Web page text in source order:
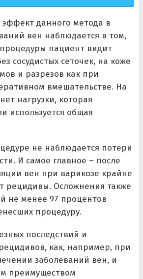
данного метода в
вен наблюдается в том,
процедуры пациент видит
сосудистых сеточек, на коже
и разрезов как при
вмешательстве. На
нагрузки, которая
используется общая
не наблюдается потери
И самое главное – после
вен при варикозе крайне
рецидивы. Осложнения также
не менее 97 процентов
процедуру.
последствий и
как, например, при
заболеваний вен, и
преимуществом